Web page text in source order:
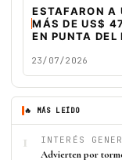
ESTAFARON A
MÁS DE US$
EN PUNTA DEL
23/07/2026
🔥 MÁS LEÍDO
1 INTERÉS
Advierten por